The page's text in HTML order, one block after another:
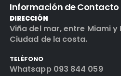
Información de Contacto
DIRECCIÓN
Viña del mar, entre Miami y
Ciudad de la costa.
TELÉFONO
Whatsapp 093 844 059